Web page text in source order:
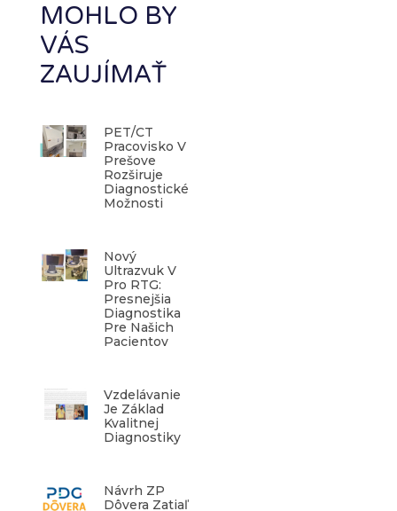
MOHLO BY
VÁS
ZAUJÍMAŤ
PET/CT
Pracovisko V
Prešove
Rozširuje
Diagnostické
Možnosti
Nový
Ultrazvuk V
Pro RTG:
Presnejšia
Diagnostika
Pre Našich
Pacientov
Vzdelávanie
Je Základ
Kvalitnej
Diagnostiky
Návrh ZP
Dôvera Zatiaľ